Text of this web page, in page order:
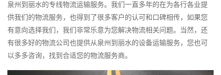
泉州到丽水的专线物流运输服务。我们一直多年的在为各行各业提
供我们的物流服务，也得到了很多客户的认可和口碑相传，如果您
有意向选择我们，我们非常乐意为您解决物流相关问题。当然，还
有很多好的物流公司也提供从泉州到丽水的设备运输服务，您也可
以多多咨询，找到合适您的物流服务商。